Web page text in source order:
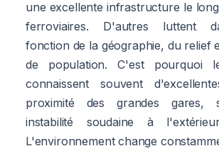
une excellente infrastructure le
ferroviaires. D'autres luttent
fonction de la géographie, du relief
de population. C'est pourquoi
connaissent souvent
proximité des grandes gares,
instabilité soudaine à
L'environnement change